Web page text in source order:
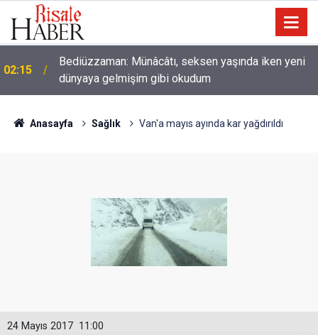
02:15
Bediüzzaman: Münâcâtı, seksen yaşında iken yeni
dünyaya gelmişim gibi okudum
Anasayfa Sağlık Van'a mayıs ayında kar yağdırıldı
11:00
24 Mayıs 2017